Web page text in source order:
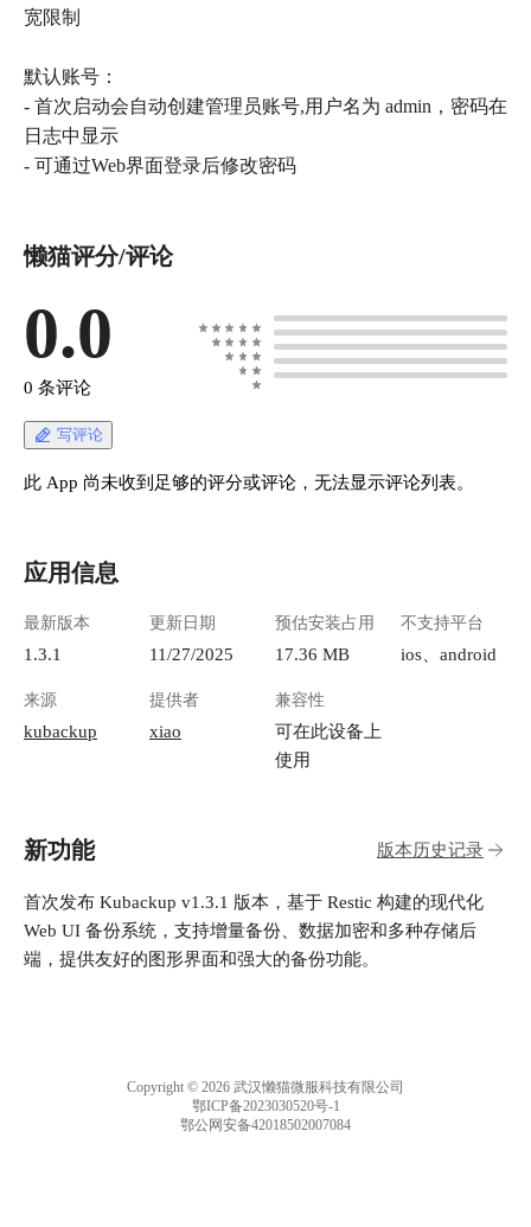
宽限制
默认账号：
- 首次启动会自动创建管理员账号,用户名为 admin，密码在
日志中显示
- 可通过Web界面登录后修改密码
懒猫评分/评论
0.0
0 条评论
写评论
此 App 尚未收到足够的评分或评论，无法显示评论列表。
应用信息
最新版本
1.3.1
更新日期
11/27/2025
预估安装占用
17.36 MB
不支持平台
ios、android
来源
kubackup
提供者
xiao
兼容性
可在此设备上
使用
新功能 版本历史记录
首次发布 Kubackup v1.3.1 版本，基于 Restic 构建的现代化
Web UI 备份系统，支持增量备份、数据加密和多种存储后
端，提供友好的图形界面和强大的备份功能。
Copyright © 2026 武汉懒猫微服科技有限公司
鄂ICP备2023030520号-1
鄂公网安备42018502007084